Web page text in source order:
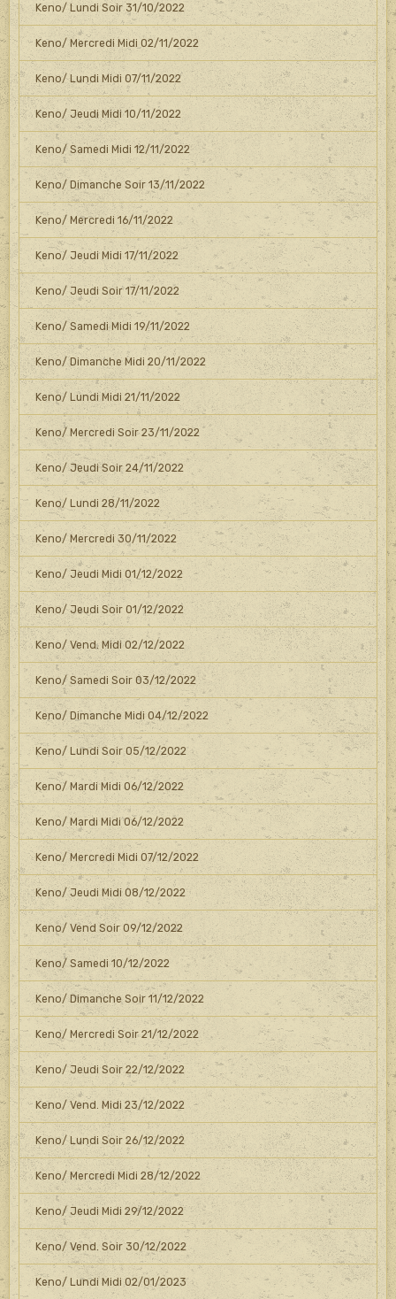
Keno/ Lundi Soir 31/10/2022
Keno/ Mercredi Midi 02/11/2022
Keno/ Lundi Midi 07/11/2022
Keno/ Jeudi Midi 10/11/2022
Keno/ Samedi Midi 12/11/2022
Keno/ Dimanche Soir 13/11/2022
Keno/ Mercredi 16/11/2022
Keno/ Jeudi Midi 17/11/2022
Keno/ Jeudi Soir 17/11/2022
Keno/ Samedi Midi 19/11/2022
Keno/ Dimanche Midi 20/11/2022
Keno/ Lundi Midi 21/11/2022
Keno/ Mercredi Soir 23/11/2022
Keno/ Jeudi Soir 24/11/2022
Keno/ Lundi 28/11/2022
Keno/ Mercredi 30/11/2022
Keno/ Jeudi Midi 01/12/2022
Keno/ Jeudi Soir 01/12/2022
Keno/ Vend. Midi 02/12/2022
Keno/ Samedi Soir 03/12/2022
Keno/ Dimanche Midi 04/12/2022
Keno/ Lundi Soir 05/12/2022
Keno/ Mardi Midi 06/12/2022
Keno/ Mardi Midi 06/12/2022
Keno/ Mercredi Midi 07/12/2022
Keno/ Jeudi Midi 08/12/2022
Keno/ Vend Soir 09/12/2022
Keno/ Samedi 10/12/2022
Keno/ Dimanche Soir 11/12/2022
Keno/ Mercredi Soir 21/12/2022
Keno/ Jeudi Soir 22/12/2022
Keno/ Vend. Midi 23/12/2022
Keno/ Lundi Soir 26/12/2022
Keno/ Mercredi Midi 28/12/2022
Keno/ Jeudi Midi 29/12/2022
Keno/ Vend. Soir 30/12/2022
Keno/ Lundi Midi 02/01/2023